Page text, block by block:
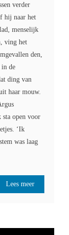
verder
hij naar het
menselijk
ving het
den,
in de
ding van
haar mouw.
sta open voor
‘Ik
was laag
Lees meer